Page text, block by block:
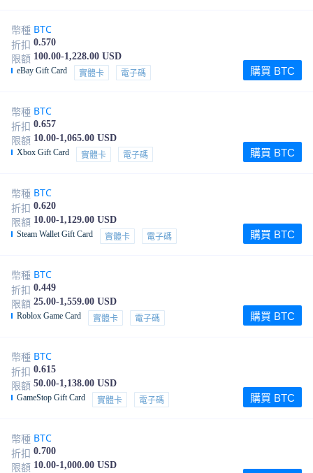
幣種 BTC
折扣 0.570
限額 100.00-1,228.00 USD
eBay Gift Card 實體卡 電子碼 購買 BTC
幣種 BTC
折扣 0.657
限額 10.00-1,065.00 USD
Xbox Gift Card 實體卡 電子碼 購買 BTC
幣種 BTC
折扣 0.620
限額 10.00-1,129.00 USD
Steam Wallet Gift Card 實體卡 電子碼 購買 BTC
幣種 BTC
折扣 0.449
限額 25.00-1,559.00 USD
Roblox Game Card 實體卡 電子碼 購買 BTC
幣種 BTC
折扣 0.615
限額 50.00-1,138.00 USD
GameStop Gift Card 實體卡 電子碼 購買 BTC
幣種 BTC
折扣 0.700
限額 10.00-1,000.00 USD